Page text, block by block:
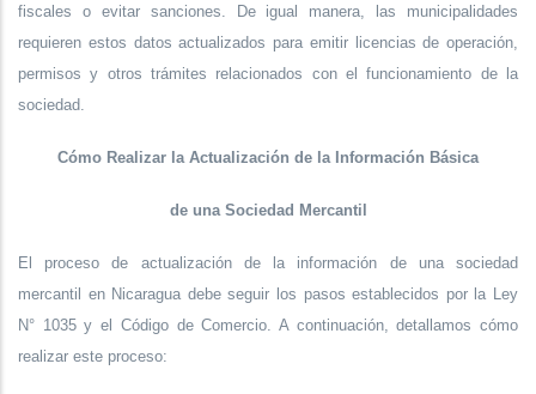
fiscales o evitar sanciones. De igual manera, las municipalidades
requieren estos datos actualizados para emitir licencias de operación,
permisos y otros trámites relacionados con el funcionamiento de la
sociedad.
Cómo Realizar la Actualización de la Información Básica
de una Sociedad Mercantil
El proceso de actualización de la información de una sociedad
mercantil en Nicaragua debe seguir los pasos establecidos por la Ley
N° 1035 y el Código de Comercio. A continuación, detallamos cómo
realizar este proceso: